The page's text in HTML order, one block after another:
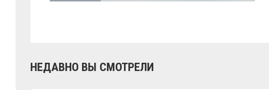
НЕДАВНО ВЫ СМОТРЕЛИ